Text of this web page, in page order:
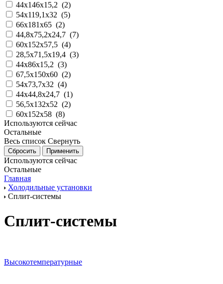
44x146x15,2 (2)
54х119,1х32 (5)
66x181x65 (2)
44,8х75,2х24,7 (7)
60x152x57,5 (4)
28,5x71,5x19,4 (3)
44x86х15,2 (3)
67,5x150х60 (2)
54x73,7x32 (4)
44х44,8х24,7 (1)
56,5x132x52 (2)
60x152х58 (8)
Используются сейчас
Остальные
Весь список Свернуть
Используются сейчас
Остальные
Главная
Холодильные установки
Сплит-системы
Сплит-системы
Высокотемпературные